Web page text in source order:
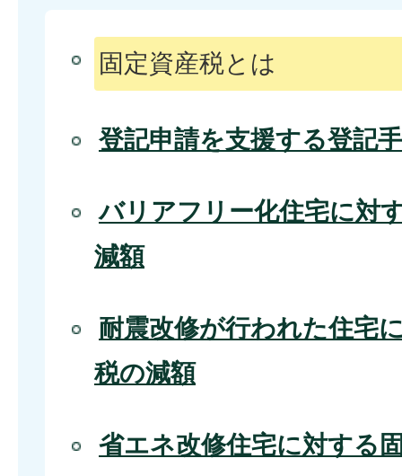
固定資産税とは
登記申請を支援する登記
バリアフリー化住宅に対
減額
耐震改修が行われた住宅
税の減額
省エネ改修住宅に対する